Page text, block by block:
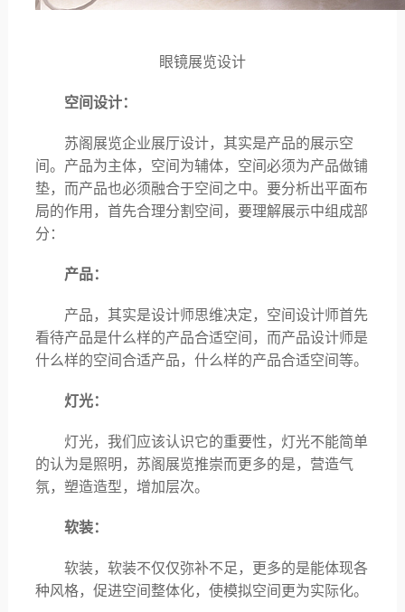
眼镜展览设计
空间设计：
苏阁展览企业展厅设计，其实是产品的展示空
间。产品为主体，空间为辅体，空间必须为产品做铺
垫，而产品也必须融合于空间之中。要分析出平面布
局的作用，首先合理分割空间，要理解展示中组成部
分：
产品：
产品，其实是设计师思维决定，空间设计师首先
看待产品是什么样的产品合适空间，而产品设计师是
什么样的空间合适产品，什么样的产品合适空间等。
灯光：
灯光，我们应该认识它的重要性，灯光不能简单
的认为是照明，苏阁展览推崇而更多的是，营造气
氛，塑造造型，增加层次。
软装：
软装，软装不仅仅弥补不足，更多的是能体现各
种风格，促进空间整体化，使模拟空间更为实际化。